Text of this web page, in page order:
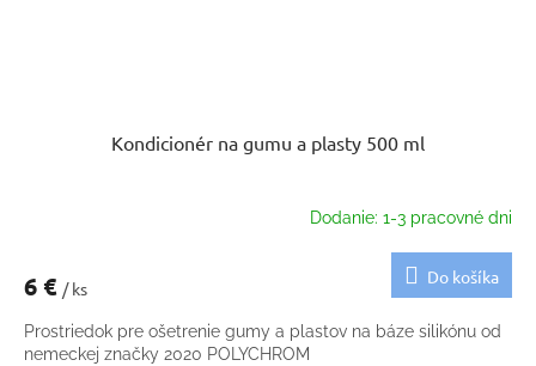
Kondicionér na gumu a plasty 500 ml
Dodanie: 1-3 pracovné dni
6 € / ks
Do košíka
Prostriedok pre ošetrenie gumy a plastov na báze silikónu od
nemeckej značky 2020 POLYCHROM